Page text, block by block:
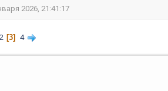
2026, 21:41:17
3 4